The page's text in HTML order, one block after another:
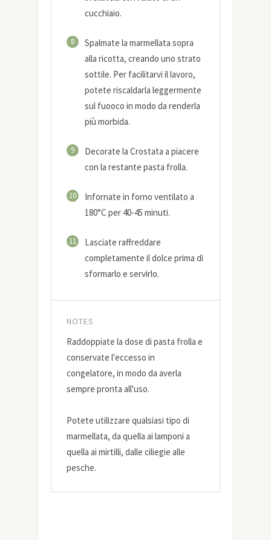
cucchiaio.
8
Spalmate la marmellata sopra
alla ricotta, creando uno strato
sottile. Per facilitarvi il lavoro,
potete riscaldarla leggermente
sul fuooco in modo da renderla
più morbida.
9
Decorate la Crostata a piacere
con la restante pasta frolla.
10
Infornate in forno ventilato a
180°C per 40-45 minuti.
11
Lasciate raffreddare
completamente il dolce prima di
sformarlo e servirlo.
NOTES
Raddoppiate la dose di pasta frolla e
conservate l'eccesso in
congelatore, in modo da averla
sempre pronta all'uso.
Potete utilizzare qualsiasi tipo di
marmellata, da quella ai lamponi a
quella ai mirtilli, dalle ciliegie alle
pesche.